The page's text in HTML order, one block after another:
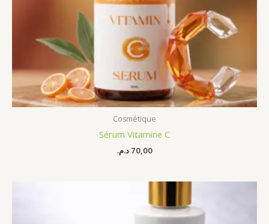
Cosmétique
Sérum Vitamine C
70,00 د.م.